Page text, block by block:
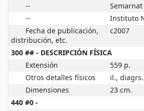
--
Semarnat
--
Instituto
Fecha de publicación,
distribución, etc.
c2007
300 ## - DESCRIPCIÓN FÍSICA
Extensión
559 p.
Otros detalles físicos
il.,
Dimensiones
23 cm.
440 #0 -